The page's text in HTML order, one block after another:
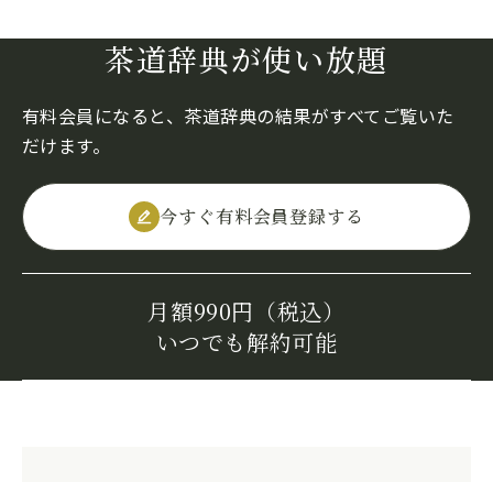
茶道辞典が使い放題
有料会員になると、茶道辞典の結果がすべてご覧いた
だけます。
今すぐ有料会員登録する
月額990円（税込）
いつでも解約可能